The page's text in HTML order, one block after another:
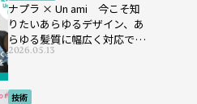
ナプラ × Un ami 今こそ知
りたいあらゆるデザイン、あ
らゆる髪質に幅広く対応でき
るパーマ薬剤 ナプラ『ut-
et』
2026.05.13
技術